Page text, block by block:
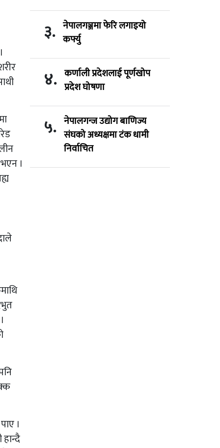
।
।
३. नेपालगञ्जमा फेरि लगाइयो
कर्फ्यु
४. कर्णाली प्रदेशलाई पूर्णखोप
प्रदेश घोषणा
५. नेपालगन्ज उद्योग बाणिज्य
संघको अध्यक्षमा टंक धामी
निर्वाचित